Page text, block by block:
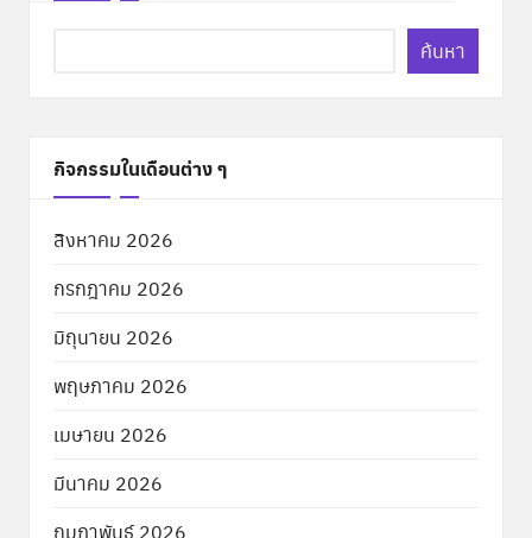
ค้นหา
กิจกรรมในเดือนต่าง ๆ
สิงหาคม 2026
กรกฎาคม 2026
มิถุนายน 2026
พฤษภาคม 2026
เมษายน 2026
มีนาคม 2026
กุมภาพันธ์ 2026